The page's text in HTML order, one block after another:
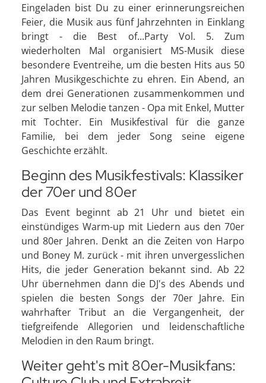
Eingeladen bist Du zu einer erinnerungsreichen
Feier, die Musik aus fünf Jahrzehnten in Einklang
bringt - die Best of...Party Vol. 5. Zum
wiederholten Mal organisiert MS-Musik diese
besondere Eventreihe, um die besten Hits aus 50
Jahren Musikgeschichte zu ehren. Ein Abend, an
dem drei Generationen zusammenkommen und
zur selben Melodie tanzen - Opa mit Enkel, Mutter
mit Tochter. Ein Musikfestival für die ganze
Familie, bei dem jeder Song seine eigene
Geschichte erzählt.
Beginn des Musikfestivals: Klassiker
der 70er und 80er
Das Event beginnt ab 21 Uhr und bietet ein
einstündiges Warm-up mit Liedern aus den 70er
und 80er Jahren. Denkt an die Zeiten von Harpo
und Boney M. zurück - mit ihren unvergesslichen
Hits, die jeder Generation bekannt sind. Ab 22
Uhr übernehmen dann die DJ's des Abends und
spielen die besten Songs der 70er Jahre. Ein
wahrhafter Tribut an die Vergangenheit, der
tiefgreifende Allegorien und leidenschaftliche
Melodien in den Raum bringt.
Weiter geht's mit 80er-Musikfans: